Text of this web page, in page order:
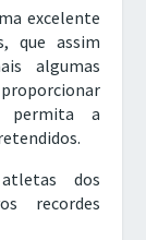
excelente
que assim
algumas
permita a
dos
recordes